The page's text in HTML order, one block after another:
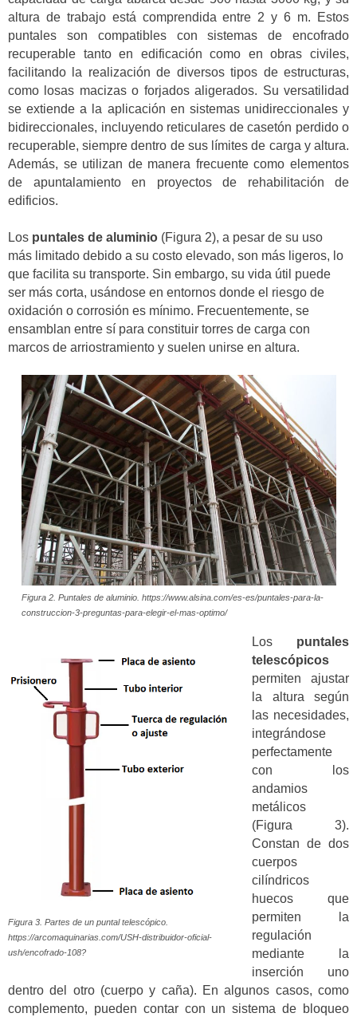
altura de trabajo está comprendida entre 2 y 6 m. Estos
puntales son compatibles con sistemas de encofrado
recuperable tanto en edificación como en obras civiles,
facilitando la realización de diversos tipos de estructuras,
como losas macizas o forjados aligerados. Su versatilidad
se extiende a la aplicación en sistemas unidireccionales y
bidireccionales, incluyendo reticulares de casetón perdido o
recuperable, siempre dentro de sus límites de carga y altura.
Además, se utilizan de manera frecuente como elementos
de apuntalamiento en proyectos de rehabilitación de
edificios.
Los puntales de aluminio (Figura 2), a pesar de su uso
más limitado debido a su costo elevado, son más ligeros, lo
que facilita su transporte. Sin embargo, su vida útil puede
ser más corta, usándose en entornos donde el riesgo de
oxidación o corrosión es mínimo. Frecuentemente, se
ensamblan entre sí para constituir torres de carga con
marcos de arriostramiento y suelen unirse en altura.
Figura 2. Puntales de aluminio. https://www.alsina.com/es-es/puntales-para-la-
construccion-3-preguntas-para-elegir-el-mas-optimo/
Figura 3. Partes de un puntal telescópico.
https://arcomaquinarias.com/USH-distribuidor-oficial-
ush/encofrado-108?
Los puntales
telescópicos
permiten ajustar
la altura según
las necesidades,
integrándose
perfectamente
con los
andamios
metálicos
(Figura 3).
Constan de dos
cuerpos
cilíndricos
huecos que
permiten la
regulación
mediante la
inserción uno
dentro del otro (cuerpo y caña). En algunos casos, como
complemento, pueden contar con un sistema de bloqueo